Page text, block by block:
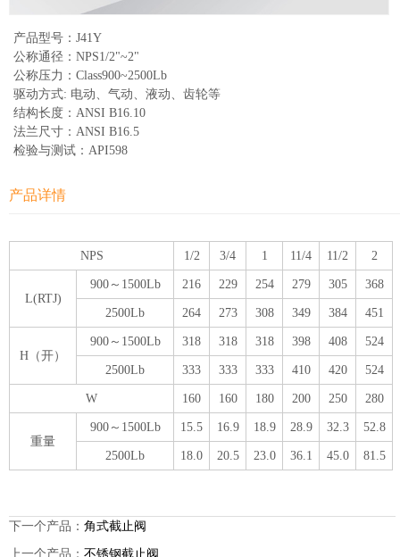
产品型号：J41Y
公称通径：NPS1/2"~2"
公称压力：Class900~2500Lb
驱动方式: 电动、气动、液动、齿轮等
结构长度：ANSI B16.10
法兰尺寸：ANSI B16.5
检验与测试：API598
产品详情
NPS 1/2 3/4 1 11/4 11/2 2
L(RTJ)
900～1500Lb 216 229 254 279 305 368
2500Lb 264 273 308 349 384 451
H（开）
900～1500Lb 318 318 318 398 408 524
2500Lb 333 333 333 410 420 524
W 160 160 180 200 250 280
重量
900～1500Lb 15.5 16.9 18.9 28.9 32.3 52.8
2500Lb 18.0 20.5 23.0 36.1 45.0 81.5
下一个产品： 角式截止阀
上一个产品： 不锈钢截止阀